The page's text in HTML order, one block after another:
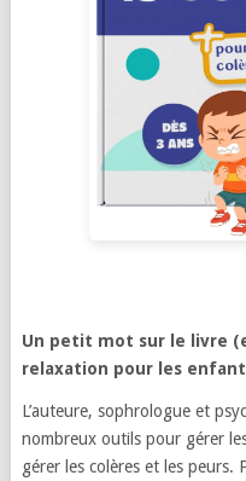
Un petit mot sur le livre
relaxation pour les
L’auteure, sophrologue et
nombreux outils pour gérer
gérer les colères et les peurs.